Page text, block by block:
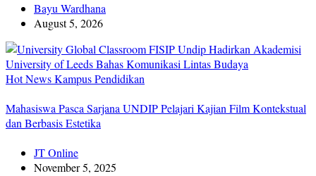
Bayu Wardhana
August 5, 2026
Hot NewsKampusPendidikan
Mahasiswa Pasca Sarjana UNDIP Pelajari Kajian Film Kontekstual
dan Berbasis Estetika
JT Online
November 5, 2025